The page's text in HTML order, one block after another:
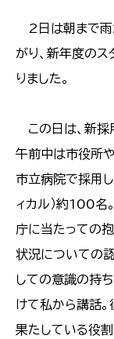
2日は朝まで雨
がり、新年度の
りました。
この日は、新採
午前中は市役所
市立病院で採用し
ィカル）約100名
庁に当たっての
状況についての
しての意識の持
けて私から講話
果たしている役割